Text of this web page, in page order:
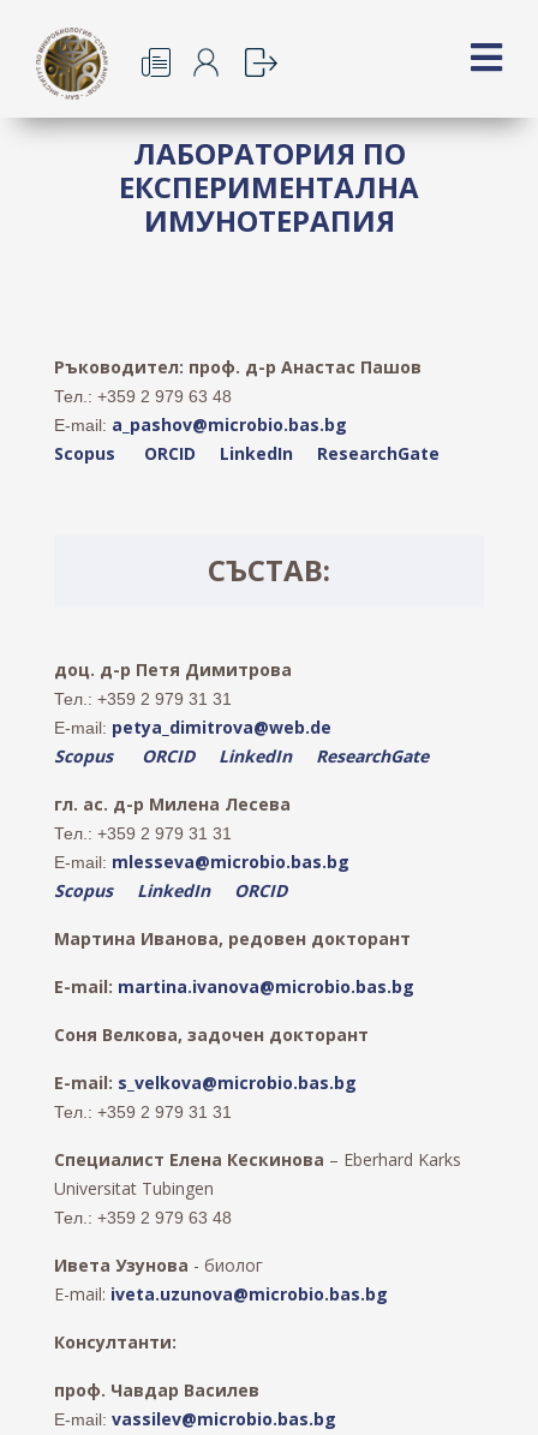
ЛАБОРАТОРИЯ ПО
ЕКСПЕРИМЕНТАЛНА
ИМУНОТЕРАПИЯ
Ръководител: проф. д-р Анастас Пашов
Тел.: +359 2 979 63 48
E-mail: a_pashov@microbio.bas.bg
Scopus
ORCID LinkedIn ResearchGate
СЪСТАВ:
доц. д-р Петя Димитрова
Тел.: +359 2 979 31 31
E-mail: petya_dimitrova@web.de
Scopus
ORCID LinkedIn ResearchGate
гл. ас. д-р Милена Лесева
Тел.: +359 2 979 31 31
E-mail: mlesseva@microbio.bas.bg
Scopus
LinkedIn ORCID
Мартина Иванова, редовен докторант
E-mail: martina.ivanova@microbio.bas.bg
Соня Велкова, задочен докторант
E-mail: s_velkova@microbio.bas.bg
Тел.: +359 2 979 31 31
Специалист Елена Кескинова – Eberhard Karks
Universitat Tubingen
Тел.: +359 2 979 63 48
Ивета Узунова - биолог
E-mail: iveta.uzunova@microbio.bas.bg
Консултанти:
проф. Чавдар Василев
E-mail: vassilev@microbio.bas.bg